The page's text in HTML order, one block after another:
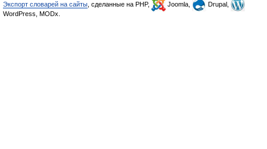
Экспорт словарей на сайты , сделанные на PHP, Joomla,
Drupal,
WordPress, MODx.